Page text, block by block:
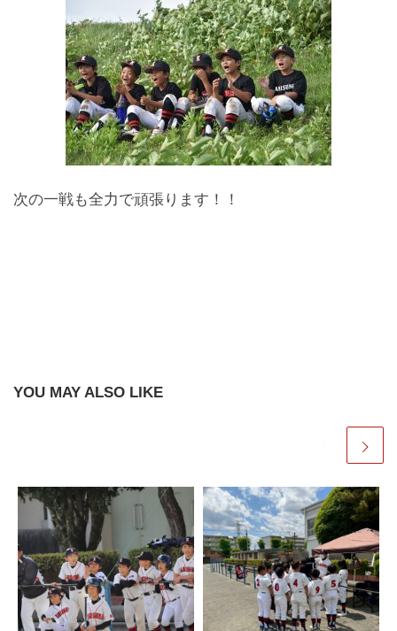
次の一戦も全力で頑張ります！！
YOU MAY ALSO LIKE